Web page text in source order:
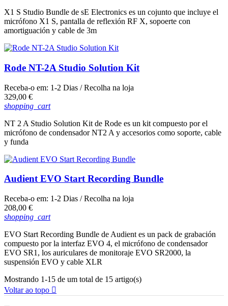
X1 S Studio Bundle de sE Electronics es un cojunto que incluye el
micrófono X1 S, pantalla de reflexión RF X, sopoerte con
amortiguación y cable de 3m
Rode NT-2A Studio Solution Kit
Receba-o em: 1-2 Dias / Recolha na loja
Preço
329,00 €
shopping_cart
NT 2 A Studio Solution Kit de Rode es un kit compuesto por el
micrófono de condensador NT2 A y accesorios como soporte, cable
y funda
Audient EVO Start Recording Bundle
Receba-o em: 1-2 Dias / Recolha na loja
Preço
208,00 €
shopping_cart
EVO Start Recording Bundle de Audient es un pack de grabación
compuesto por la interfaz EVO 4, el micrófono de condensador
EVO SR1, los auriculares de monitoraje EVO SR2000, la
suspensión EVO y cable XLR
Mostrando 1-15 de um total de 15 artigo(s)
Voltar ao topo 